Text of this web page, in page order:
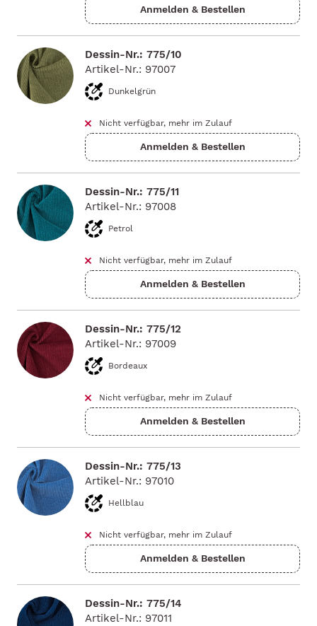
Dessin-Nr.: 775/10
Artikel-Nr.: 97007
Dunkelgrün
Nicht verfügbar, mehr im Zulauf
Dessin-Nr.: 775/11
Artikel-Nr.: 97008
Petrol
Nicht verfügbar, mehr im Zulauf
Dessin-Nr.: 775/12
Artikel-Nr.: 97009
Bordeaux
Nicht verfügbar, mehr im Zulauf
Dessin-Nr.: 775/13
Artikel-Nr.: 97010
Hellblau
Nicht verfügbar, mehr im Zulauf
Dessin-Nr.: 775/14
Artikel-Nr.: 97011